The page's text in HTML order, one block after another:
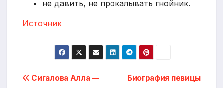
не давить, не прокалывать гнойник.
Источник
Навигация
Биография певицы
Сигалова Алла —